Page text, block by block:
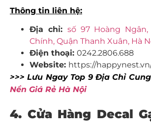
Thông tin liên hệ:
Địa chỉ: số 97 Hoàng
Chính, Quận Thanh Xuân, Hà
Điện thoại: 0242.2806.688
Website: https://
>>> Lưu Ngay Top 9 Địa Chỉ
Nền Giá Rẻ Hà Nội
4. Cửa Hàng Decal